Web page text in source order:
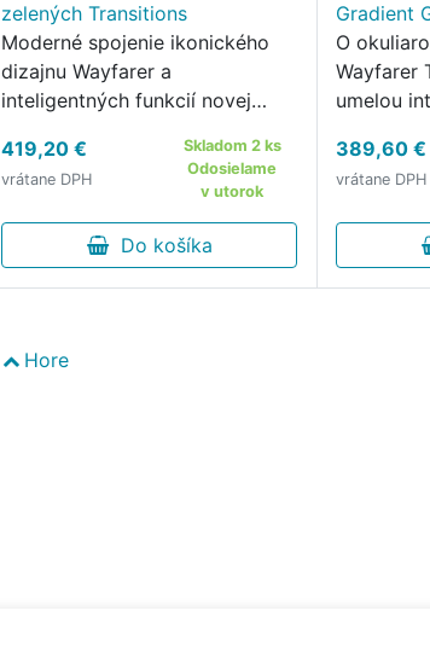
zelených Transitions
Moderné spojenie ikonického
dizajnu Wayfarer a
inteligentných funkcií novej
419,20 €
vrátane DPH
Skladom 2 ks
Odosielame
v utorok
Do košíka
Gradient
O
Wayfarer
umelou
vám
čo vidíte,
videá,
389,60 €
vrátane DPH
Hore